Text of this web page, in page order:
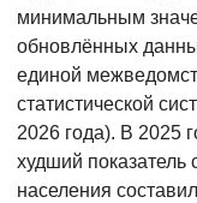
минимальным
обновлённых
единой
статистической
2026 года). В 2025
худший показатель
населения